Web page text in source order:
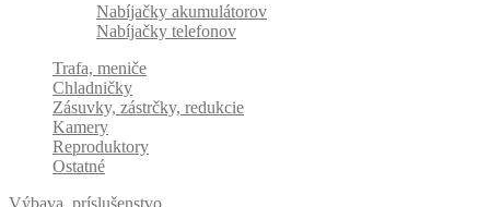
Nabíjačky akumulátorov
Nabíjačky telefonov
Trafa, meniče
Chladničky
Zásuvky, zástrčky, redukcie
Kamery
Reproduktory
Ostatné
Výbava, príslušenstvo